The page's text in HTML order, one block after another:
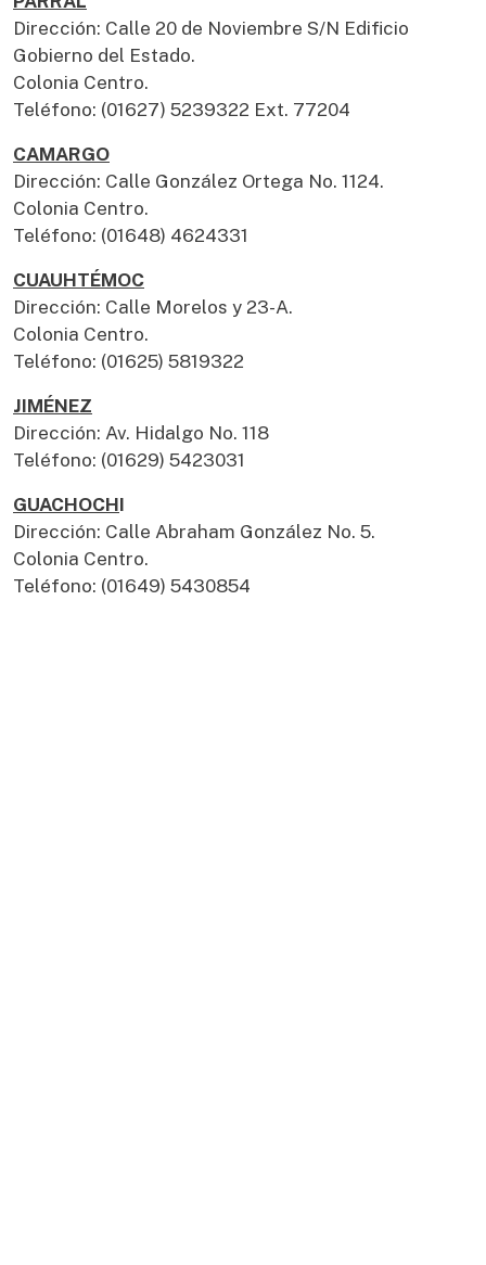
Dirección: Calle 20 de Noviembre S/N Edificio
Gobierno del Estado.
Colonia Centro.
Teléfono: (01627) 5239322 Ext. 77204
CAMARGO
Dirección: Calle González Ortega No. 1124.
Colonia Centro.
Teléfono: (01648) 4624331
CUAUHTÉMOC
Dirección: Calle Morelos y 23-A.
Colonia Centro.
Teléfono: (01625) 5819322
JIMÉNEZ
Dirección: Av. Hidalgo No. 118
Teléfono: (01629) 5423031
GUACHOCHI
Dirección: Calle Abraham González No. 5.
Colonia Centro.
Teléfono: (01649) 5430854